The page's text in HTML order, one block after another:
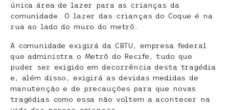
única área de lazer para as crianças da
comunidade. O lazer das crianças do Coque é na
rua ao lado do muro do metrô.
A comunidade exigirá da CBTU, empresa federal
que administra o Metrô do Recife, tudo que
puder ser exigido em decorrência desta tragédia
e, além disso, exigirá as devidas medidas de
manutenção e de precauções para que novas
tragédias como essa não voltem a acontecer na